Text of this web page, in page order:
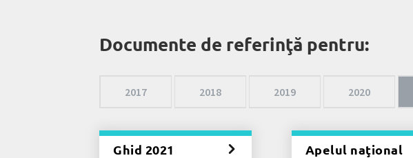
Documente de referinţă pentru:
2017 2018 2019 2020
Ghid 2021 Apelul naţional